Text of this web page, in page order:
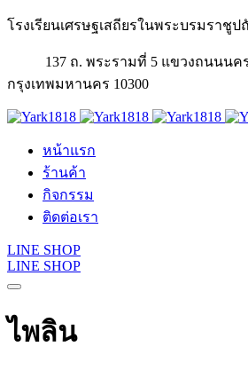
โรงเรียนเศรษฐเสถียรในพระบรมราชูป
137 ถ. พระรามที่ 5 แขวงถนนนค
กรุงเทพมหานคร 10300
หน้าแรก
ร้านค้า
กิจกรรม
ติดต่อเรา
LINE SHOP
LINE SHOP
ไพลิน